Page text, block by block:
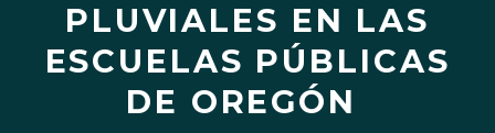
PLUVIALES EN LAS
ESCUELAS PÚBLICAS
DE OREGÓN